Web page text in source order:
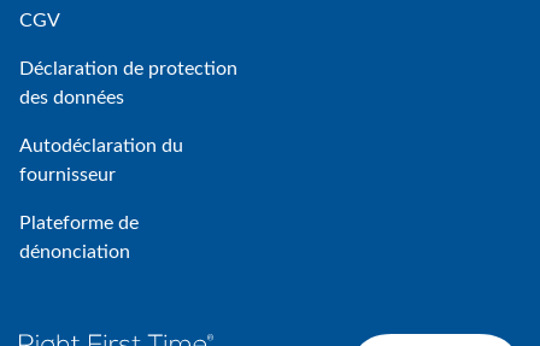
CGV
Déclaration de protection
des données
Autodéclaration du
fournisseur
Plateforme de
dénonciation